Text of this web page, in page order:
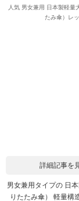
人気 男女兼用 日本製軽量
たみ傘）レ
詳細記事を
男女兼用タイプの 日
りたたみ傘） 軽量構